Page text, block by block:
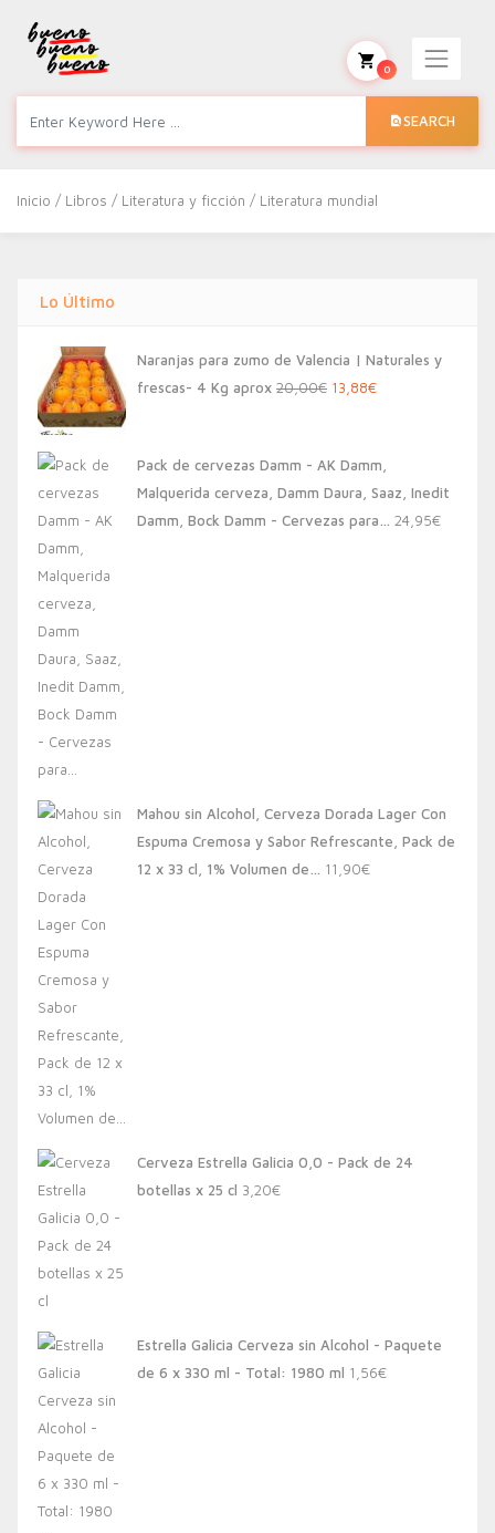
SEARCH
0
Inicio / Libros / Literatura y ficción / Literatura mundial
Lo Último
Naranjas para zumo de Valencia | Naturales y
frescas- 4 Kg aprox 20,00€ El
era:
20,00€.
13,88€El
es:
13,88€.
Pack de cervezas Damm - AK Damm,
Malquerida cerveza, Damm Daura, Saaz, Inedit
Damm, Bock Damm - Cervezas para… 24,95€
Mahou sin Alcohol, Cerveza Dorada Lager Con
Espuma Cremosa y Sabor Refrescante, Pack de
12 x 33 cl, 1% Volumen de… 11,90€
Cerveza Estrella Galicia 0,0 - Pack de 24
botellas x 25 cl 3,20€
Estrella Galicia Cerveza sin Alcohol - Paquete
de 6 x 330 ml - Total: 1980 ml 1,56€